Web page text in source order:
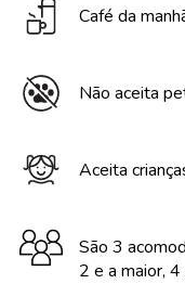
Café da
Não aceita
Aceita
São 3
2 e a maior,